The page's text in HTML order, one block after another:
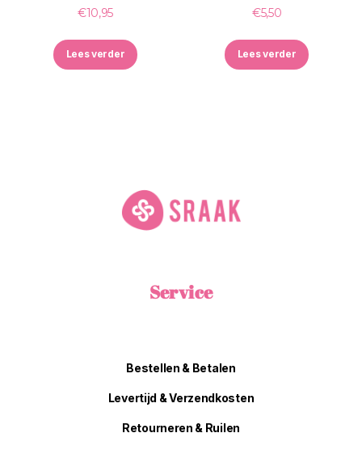
€10,95
Lees verder
€5,50
Lees verder
Service
Bestellen & Betalen
Levertijd & Verzendkosten
Retourneren & Ruilen